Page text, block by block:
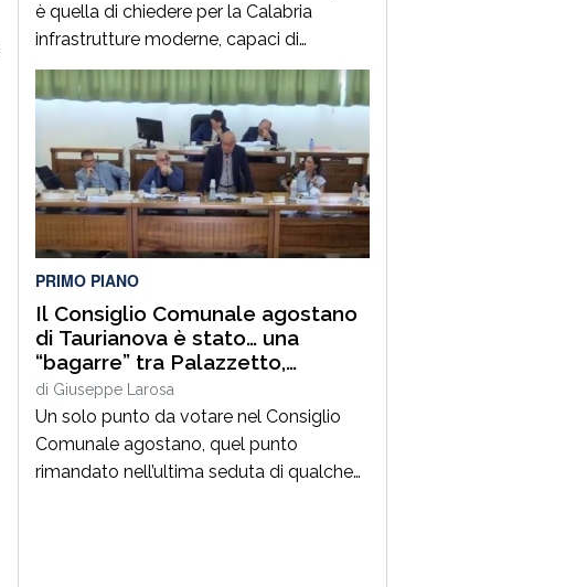
è quella di chiedere per la Calabria
infrastrutture moderne, capaci di
generare sviluppo, creare opportunità e
ridurre quel divario che per troppo tempo
ha penalizzato la nostra regione. La
Sibaritide, in particolare, rappresenta un
patrimonio straordinario sotto il profilo
storico, turistico, agricolo, produttivo e
culturale. Un territorio, dalla […]
PRIMO PIANO
Il Consiglio Comunale agostano
di Taurianova è stato… una
“bagarre” tra Palazzetto,
semafori e riscossione tributi. E
meno male che era un solo
punto!
di Giuseppe Larosa
Un solo punto da votare nel Consiglio
Comunale agostano, quel punto
rimandato nell’ultima seduta di qualche